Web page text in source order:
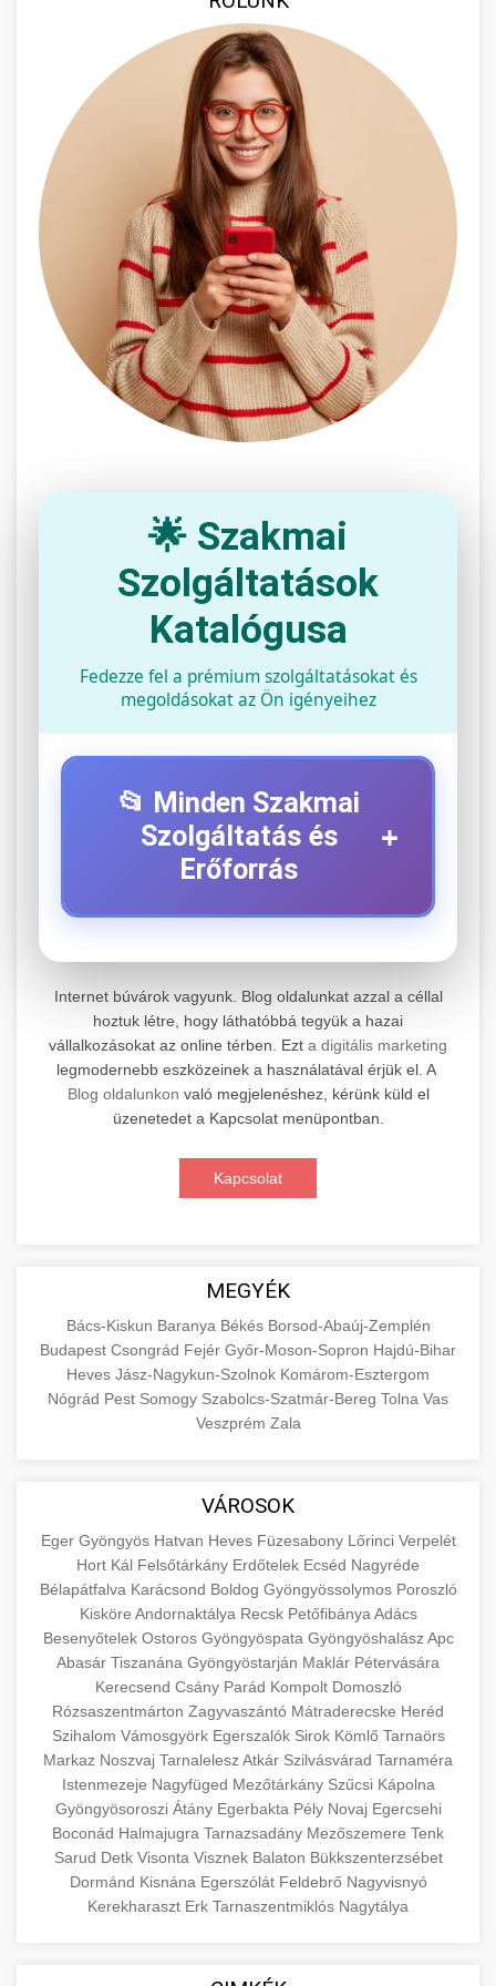
🌟 Szakmai
Szolgáltatások
Katalógusa
Fedezze fel a prémium szolgáltatásokat és
megoldásokat az Ön igényeihez
📂 Minden Szakmai
Szolgáltatás és
Erőforrás
+
+
Professzionális elektromos roller javítási és
karbantartási szolgáltatások. Szakértő
technikusaink minőségi szervízt nyújtanak
minden jelentős márkához és modellhez.
Szervizközpont Látogatása
📊 2. Online Marketing
Ügynökség
+
beleértve a SEO-t, közösségi média kezelést és
digitális hirdetéseket. Növekedés elérése
aimarketingugynokseg.hu
digitális ügynökségi szolgáltatások
🛴 3. Legjobb Elektromos Roller
legjobb modelleket, funkciókat és árakat
megalapozott vásárlási döntéshez.
Legjobb Modellek Megtekintése
🔗 4. Prémium Linképítés
Magas minőségű backlink beszerzési
szolgáltatások webhelye autoritásának és
keresőmotoros rangsorolásának növeléséhez.
Csak fehér kalapú technikák.
minőségi backlink szolgáltatás
📦 5. Termékek és
Szolgáltatások
+
közgazdaságtanban és az üzleti életben.
kategóriákat.
en.wikipedia.org gazdasági koncepciók
Információk az EU finanszírozási
lehetőségeiről, pályázatokról és pénzügyi
támogatási programokról. Maradjon tájékozott
a vállalkozások és projektek számára elérhető
forrásokról.
kozter.com - EU-s pénzek
EU pályázati programok
🚀 7. SEO Ügynökség +
Szakértő keresőmotor-optimalizálási
szolgáltatások webhelye láthatóságának és
organikus forgalmának javításához. Technikai
SEO, tartalom optimalizálás és még sok más.
onlinemarketing101.biz
keresési optimalizálási szakértők
💎 8. Mellplasztika +
Professzionális mellnagyobbítási szolgáltatások
tapasztalt sebészekkel. Tudjon meg többet az
eljárásokról, a gyógyulásról és a konzultációs
lehetőségekről az esztétikai fejlesztéshez.
szeptest.com kozmetikai mellsebészet
✨ 9. Hasplasztika +
Szakértő hasplasztikai eljárások laposabb,
feszesebb has eléréséhez. Konzultáció
minősített plasztikai sebészekkel és átfogó
utókezeléssel.
👁️ 10. Szemhéjplasztika +
Professzionális blefaroplasztikai eljárások
sebészekkel.
Internet búvárok vagyunk. Blog oldalunkat azzal a céllal
hoztuk létre, hogy láthatóbbá tegyük a hazai
vállalkozásokat az online térben. Ezt a digitális marketing
legmodernebb eszközeinek a használatával érjük el. A
Blog oldalunkon való megjelenéshez, kérünk küld el
üzenetedet a Kapcsolat menüpontban.
Kapcsolat
MEGYÉK
Bács-Kiskun Baranya Békés Borsod-Abaúj-Zemplén
Budapest Csongrád Fejér Győr-Moson-Sopron Hajdú-Bihar
Heves Jász-Nagykun-Szolnok Komárom-Esztergom
Nógrád Pest Somogy Szabolcs-Szatmár-Bereg Tolna Vas
Veszprém Zala
VÁROSOK
Eger Gyöngyös Hatvan Heves Füzesabony Lőrinci Verpelét
Hort Kál Felsőtárkány Erdőtelek Ecséd Nagyréde
Bélapátfalva Karácsond Boldog Gyöngyössolymos Poroszló
Kisköre Andornaktálya Recsk Petőfibánya Adács
Besenyőtelek Ostoros Gyöngyöspata Gyöngyöshalász Apc
Abasár Tiszanána Gyöngyöstarján Maklár Pétervására
Kerecsend Csány Parád Kompolt Domoszló
Rózsaszentmárton Zagyvaszántó Mátraderecske Heréd
Szihalom Vámosgyörk Egerszalók Sirok Kömlő Tarnaörs
Markaz Noszvaj Tarnalelesz Atkár Szilvásvárad Tarnaméra
Istenmezeje Nagyfüged Mezőtárkány Szűcsi Kápolna
Gyöngyösoroszi Átány Egerbakta Pély Novaj Egercsehi
Boconád Halmajugra Tarnazsadány Mezőszemere Tenk
Sarud Detk Visonta Visznek Balaton Bükkszenterzsébet
Dormánd Kisnána Egerszólát Feldebrő Nagyvisnyó
Kerekharaszt Erk Tarnaszentmiklós Nagytálya